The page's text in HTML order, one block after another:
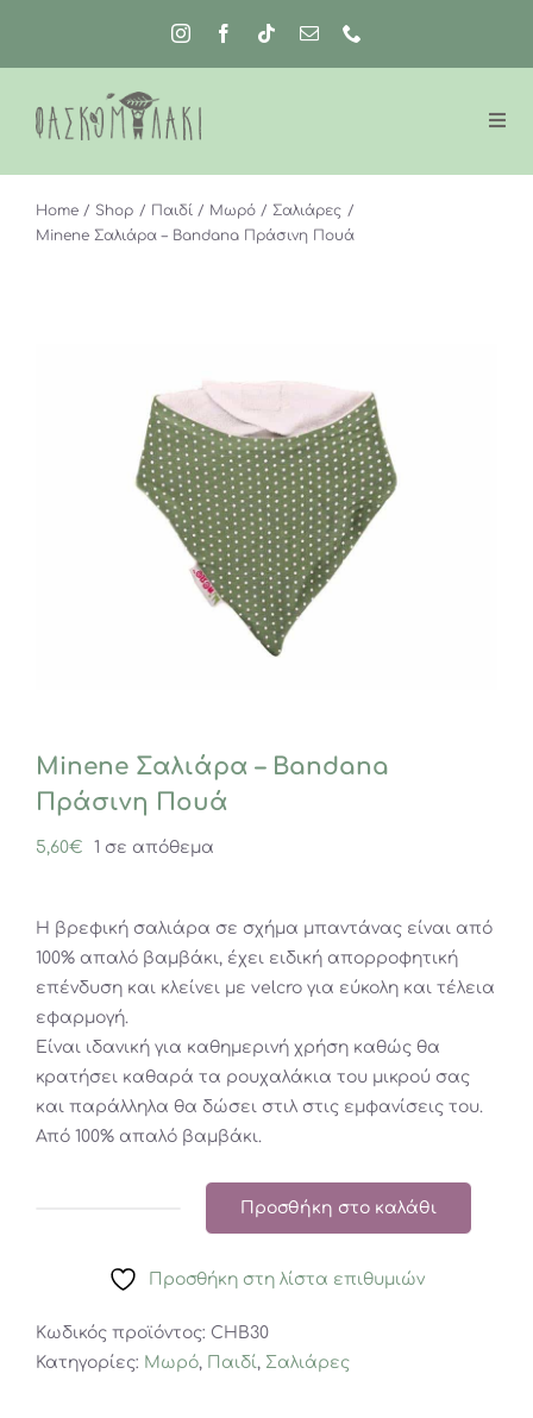
περιεχόμενο
Home Shop Παιδί Μωρό
Σαλιάρες
Minene Σαλιάρα – Bandana Πράσινη Πουά
Minene Σαλιάρα – Bandana
Πράσινη Πουά
5,60€ 1 σε απόθεμα
Η βρεφική σαλιάρα σε σχήμα μπαντάνας είναι από
100% απαλό βαμβάκι, έχει ειδική απορροφητική
επένδυση και κλείνει με velcro για εύκολη και τέλεια
εφαρμογή.
Είναι ιδανική για καθημερινή χρήση καθώς θα
κρατήσει καθαρά τα ρουχαλάκια του μικρού σας
και παράλληλα θα δώσει στιλ στις εμφανίσεις του.
Από 100% απαλό βαμβάκι.
-
Πράσινη
Πουά
Προσθήκη στο καλάθι
Προσθήκη στη λίστα επιθυμιών
Κωδικός προϊόντος: CHB30
Κατηγορίες: Μωρό, Παιδί, Σαλιάρες